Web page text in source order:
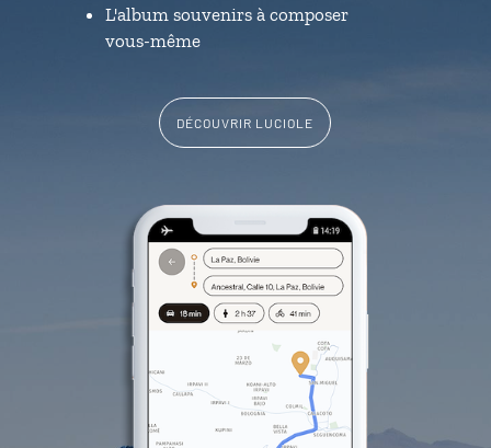
L'album souvenirs à composer
vous-même
DÉCOUVRIR LUCIOLE